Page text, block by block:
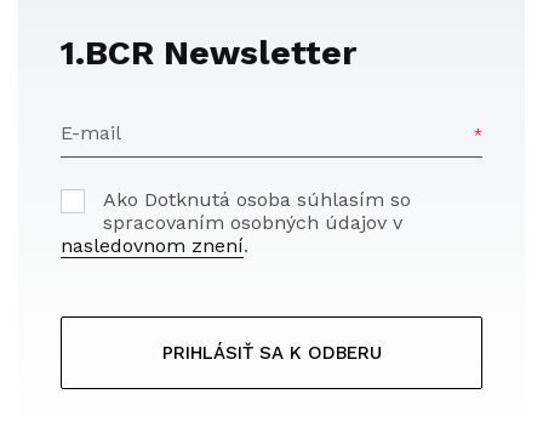
1.BCR Newsletter
E-mail
Ako Dotknutá osoba súhlasím so
spracovaním osobných údajov v
nasledovnom znení.
PRIHLÁSIŤ SA K ODBERU